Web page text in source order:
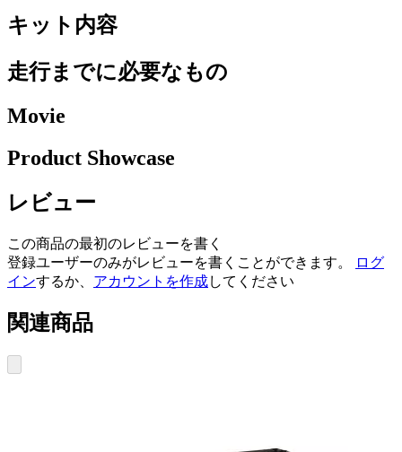
キット内容
走行までに必要なもの
Movie
Product Showcase
レビュー
この商品の最初のレビューを書く
登録ユーザーのみがレビューを書くことができます。
ログ
インするか、 アカウントを作成してください
関連商品